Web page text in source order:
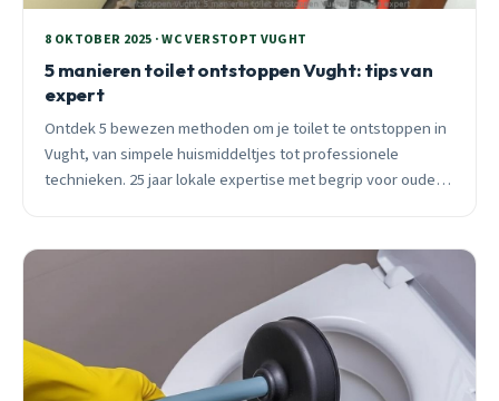
8 OKTOBER 2025 · WC VERSTOPT VUGHT
5 manieren toilet ontstoppen Vught: tips van
expert
Ontdek 5 bewezen methoden om je toilet te ontstoppen in
Vught, van simpele huismiddeltjes tot professionele
technieken. 25 jaar lokale expertise met begrip voor oude